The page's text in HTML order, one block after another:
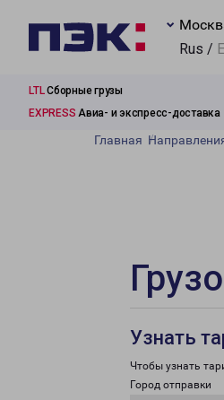
Rus /
LTLСборные грузы
EXPRESS Авиа- и экспресс-доставка
Главная
Узнать
Чтобы узнать
Город отправки